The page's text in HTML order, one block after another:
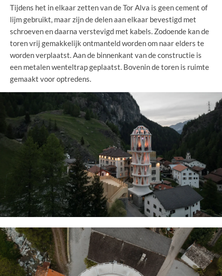
Tijdens het in elkaar zetten van de Tor Alva is geen cement of
lijm gebruikt, maar zijn de delen aan elkaar bevestigd met
schroeven en daarna verstevigd met kabels. Zodoende kan de
toren vrij gemakkelijk ontmanteld worden om naar elders te
worden verplaatst. Aan de binnenkant van de constructie is
een metalen wenteltrap geplaatst. Bovenin de toren is ruimte
gemaakt voor optredens.